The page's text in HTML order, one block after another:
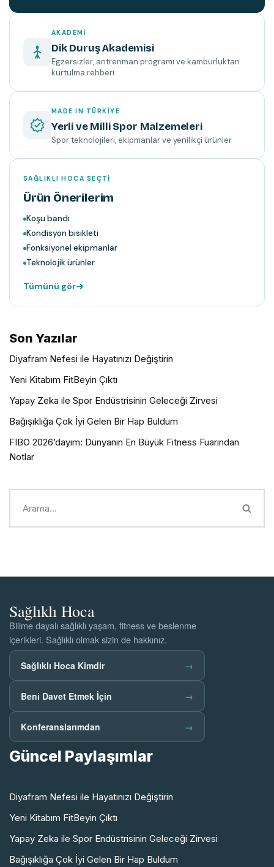
AKADEMI
Dik Duruş Akademisi
Egzersizler, antrenman programı ve kamburluktan
kurtulma rehberi
MADE IN TÜRKIYE
Yerli ve Milli Spor Malzemeleri
Spor teknolojileri, ekipmanlar ve yenilikçi ürünler
SAĞLIKLI HOCA SEÇTI
Ürün Önerilerim
Koşu bandı
Kondisyon bisikleti
Fonksiyonel ekipmanlar
Teknolojik ürünler
Tümünü gör
Son Yazılar
Diyafram Nefesi ile Hayatınızı Değiştirin
Yeni Kitabım FitBeyin Çıktı
Yapay Zeka ile Spor Endüstrisinin Geleceği Zirvesi
Bağışıklığa Çok İyi Gelen Bir Hap Buldum
FIBO 2026’dayım: Dünyanın En Büyük Fitness Fuarından
Notlar
Sağlıklı Hoca
Bilime dayalı sağlıklı yaşam, fitness ve beslenme
içerikleri. Sağlıklı olmak sizin de hakkınız.
Sağlıklı Hoca Kimdir →
Beni Davet Etmek İçin →
Konferanslarımdan →
Güncel Paylaşımlar
Diyafram Nefesi ile Hayatınızı Değiştirin
Yeni Kitabım FitBeyin Çıktı
Yapay Zeka ile Spor Endüstrisinin Geleceği Zirvesi
Bağışıklığa Çok İyi Gelen Bir Hap Buldum